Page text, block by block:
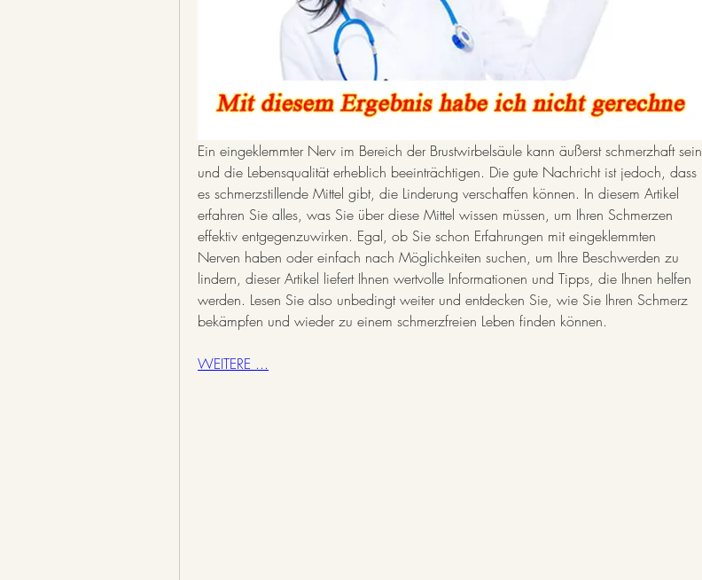
Ein eingeklemmter Nerv im Bereich der Brustwirbelsäule kann äußerst schmerzhaft sein
und die Lebensqualität erheblich beeinträchtigen. Die gute Nachricht ist jedoch, dass
es schmerzstillende Mittel gibt, die Linderung verschaffen können. In diesem Artikel
erfahren Sie alles, was Sie über diese Mittel wissen müssen, um Ihren Schmerzen
effektiv entgegenzuwirken. Egal, ob Sie schon Erfahrungen mit eingeklemmten
Nerven haben oder einfach nach Möglichkeiten suchen, um Ihre Beschwerden zu
lindern, dieser Artikel liefert Ihnen wertvolle Informationen und Tipps, die Ihnen helfen
werden. Lesen Sie also unbedingt weiter und entdecken Sie, wie Sie Ihren Schmerz
bekämpfen und wieder zu einem schmerzfreien Leben finden können.
WEITERE ...